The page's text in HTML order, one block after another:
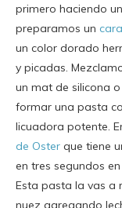
primero haciendo un
preparamos un
un color dorado
y picadas.
un mat de silicona
formar una pasta
licuadora potente.
de Oster que tiene
en tres segundos
Esta pasta la vas a
nuez agregando